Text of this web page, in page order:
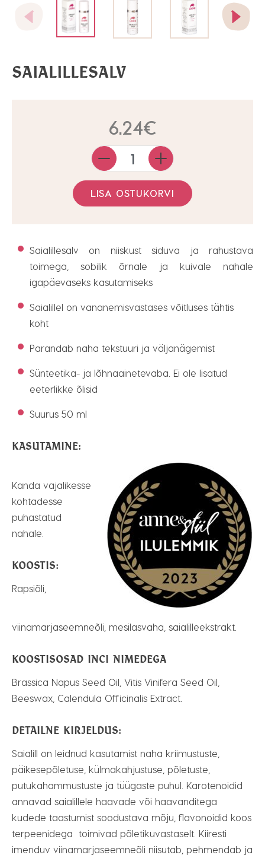
SAIALILLESALV
6.24€
Quantity
LISA OSTUKORVI
Saialillesalv on niiskust siduva ja rahustava
toimega, sobilik õrnale ja kuivale nahale
igapäevaseks kasutamiseks
Saialillel on vananemisvastases võitluses tähtis
koht
Parandab naha tekstuuri ja väljanägemist
Sünteetika- ja lõhnaainetevaba. Ei ole lisatud
eeterlikke õlisid
Suurus 50 ml
KASUTAMINE:
Kanda vajalikesse
kohtadesse
puhastatud
nahale.
KOOSTIS:
Rapsiõli,
viinamarjaseemneõli, mesilasvaha, saialilleekstrakt.
KOOSTISOSAD INCI NIMEDEGA
Brassica Napus Seed Oil, Vitis Vinifera Seed Oil,
Beeswax, Calendula Officinalis Extract.
DETAILNE KIRJELDUS:
Saialill on leidnud kasutamist naha kriimustuste,
päikesepõletuse, külmakahjustuse, põletuste,
putukahammustuste ja tüügaste puhul. Karotenoidid
annavad saialillele haavade või haavanditega
kudede taastumist soodustava mõju, flavonoidid koos
terpeenidega toimivad põletikuvastaselt. Kiiresti
imenduv viinamarjaseemneõli niisutab, pehmendab ja